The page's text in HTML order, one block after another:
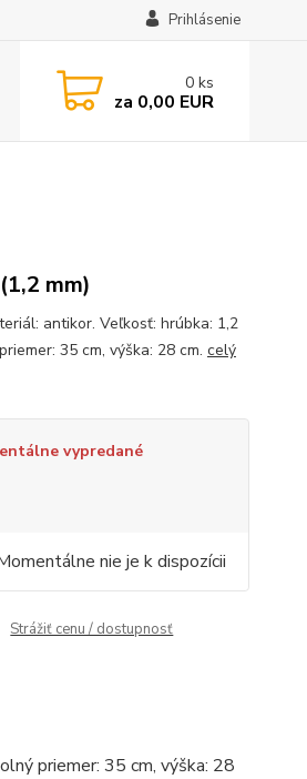
Prihlásenie
0 ks
za 0,00 EUR
mm)
antikor. Veľkosť: hrúbka: 1,2
35 cm, výška: 28 cm. celý
vypredané
nie je k dispozícii
Strážiť cenu / dostupnosť
priemer: 35 cm, výška: 28